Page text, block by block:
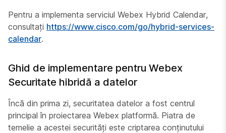
Pentru a implementa serviciul Webex Hybrid Calendar,
consultați https://www.cisco.com/go/hybrid-services-
calendar.
Ghid de implementare pentru Webex
Securitate hibridă a datelor
Încă din prima zi, securitatea datelor a fost centrul
principal în proiectarea Webex platformă. Piatra de
temelie a acestei securități este criptarea conținutului